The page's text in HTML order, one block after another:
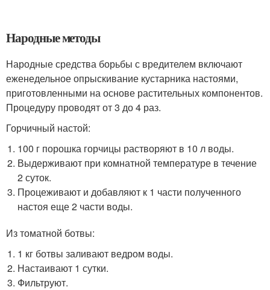
Народные методы
Народные средства борьбы с вредителем включают
еженедельное опрыскивание кустарника настоями,
приготовленными на основе растительных компонентов.
Процедуру проводят от 3 до 4 раз.
Горчичный настой:
100 г порошка горчицы растворяют в 10 л воды.
Выдерживают при комнатной температуре в течение
2 суток.
Процеживают и добавляют к 1 части полученного
настоя еще 2 части воды.
Из томатной ботвы:
1 кг ботвы заливают ведром воды.
Настаивают 1 сутки.
Фильтруют.